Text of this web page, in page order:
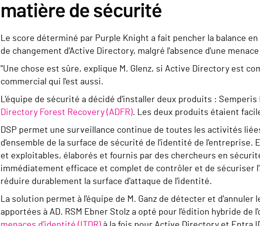
matière de sécurité
Le score déterminé par Purple Knight a fait pencher la balance
de changement d'Active Directory, malgré l'absence d'une
"Une chose est sûre, explique M. Glenz, si Active Directory est
commercial qui l'est aussi.
L'équipe de sécurité a décidé d'installer deux produits : Semperis
Directory Forest Recovery (ADFR). Les deux produits étaient
DSP permet une surveillance continue de toutes les activités
d'ensemble de la surface de sécurité de l'identité de
et exploitables, élaborés et fournis par des chercheurs en
immédiatement efficace et complet de contrôler et de sécuriser
réduire durablement la surface d'attaque de l'identité.
La solution permet à l'équipe de M. Ganz de détecter et
apportées à AD. RSM Ebner Stolz a opté pour l'édition hybride de